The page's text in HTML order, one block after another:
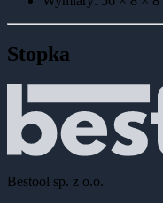
Stopka
Bestool sp. z o.o.